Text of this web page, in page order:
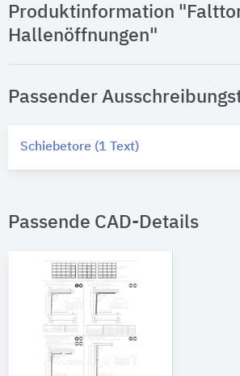
Produktinformation
Hallenöffnungen"
Passender
Schiebetore (1 Text)
Passende CAD-Details